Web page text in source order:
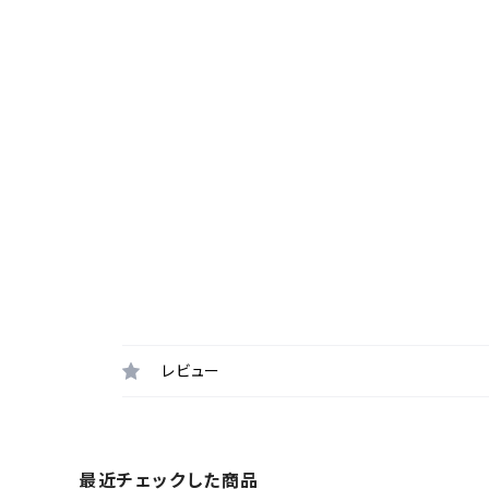
レビュー
最近チェックした商品